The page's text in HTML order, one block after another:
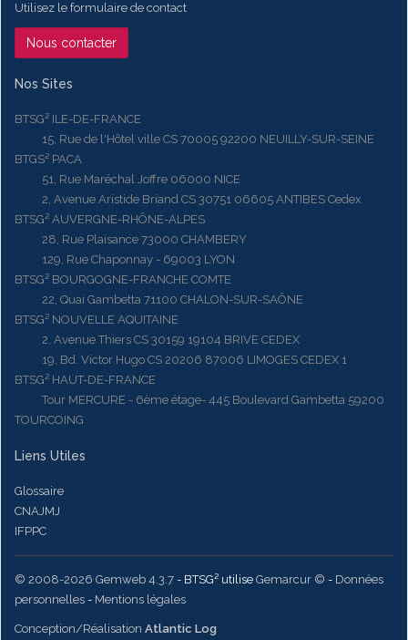
Utilisez le formulaire de contact
Nous contacter
Nos Sites
BTSG² ILE-DE-FRANCE
15, Rue de l'Hôtel ville CS 70005 92200 NEUILLY-SUR-SEINE
BTGS² PACA
51, Rue Maréchal Joffre 06000 NICE
2, Avenue Aristide Briand CS 30751 06605 ANTIBES Cedex
BTSG² AUVERGNE-RHÔNE-ALPES
28, Rue Plaisance 73000 CHAMBERY
129, Rue Chaponnay - 69003 LYON
BTSG² BOURGOGNE-FRANCHE COMTE
22, Quai Gambetta 71100 CHALON-SUR-SAÔNE
BTSG² NOUVELLE AQUITAINE
2, Avenue Thiers CS 30159 19104 BRIVE CEDEX
19, Bd. Victor Hugo CS 20206 87006 LIMOGES CEDEX 1
BTSG² HAUT-DE-FRANCE
Tour MERCURE - 6ème étage- 445 Boulevard Gambetta 59200
TOURCOING
Liens Utiles
Glossaire
CNAJMJ
IFPPC
© 2008-2026 Gemweb 4.3.7 - BTSG² utilise Gemarcur © - Données
personnelles - Mentions légales
Conception/Réalisation Atlantic Log